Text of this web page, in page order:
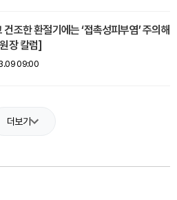
건조한 환절기에는 ‘접촉성피부염’ 주의해
장 칼럼]
09:00
더보기